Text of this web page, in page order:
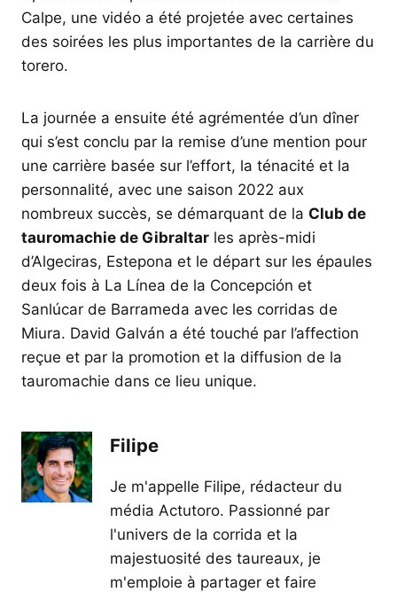
Calpe, une vidéo a été projetée avec certaines
des soirées les plus importantes de la carrière du
torero.
La journée a ensuite été agrémentée d’un dîner
qui s’est conclu par la remise d’une mention pour
une carrière basée sur l’effort, la ténacité et la
personnalité, avec une saison 2022 aux
nombreux succès, se démarquant de la Club de
tauromachie de Gibraltar les après-midi
d’Algeciras, Estepona et le départ sur les épaules
deux fois à La Línea de la Concepción et
Sanlúcar de Barrameda avec les corridas de
Miura. David Galván a été touché par l’affection
reçue et par la promotion et la diffusion de la
tauromachie dans ce lieu unique.
Filipe
Je m'appelle Filipe, rédacteur du
média Actutoro. Passionné par
l'univers de la corrida et la
majestuosité des taureaux, je
m'emploie à partager et faire